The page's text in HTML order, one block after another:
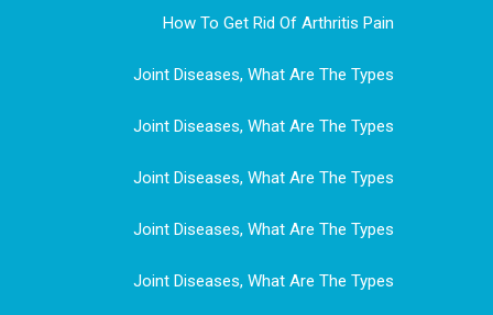
How To Get Rid Of Arthritis Pain
Joint Diseases, What Are The Types
Joint Diseases, What Are The Types
Joint Diseases, What Are The Types
Joint Diseases, What Are The Types
Joint Diseases, What Are The Types